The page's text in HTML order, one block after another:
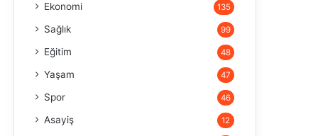
Ekonomi 135
Sağlık 99
Eğitim 48
Yaşam 47
Spor 46
Asayiş 12